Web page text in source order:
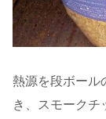
熱源を段ボール
き、スモークチ